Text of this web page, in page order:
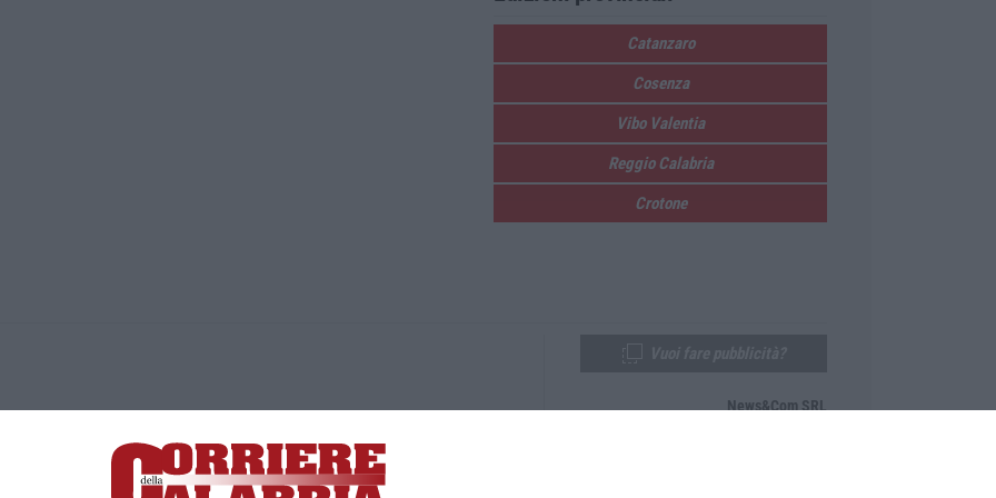
Catanzaro
Cosenza
Vibo Valentia
Reggio Calabria
Crotone
Lamezia Terme (CZ)
responsabile Paola Militano |Privacy
News&Com SRL